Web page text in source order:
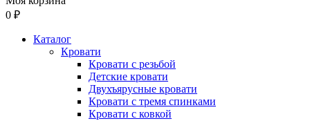
0 ₽
Каталог
Кровати
Кровати с резьбой
Детские кровати
Двухъярусные кровати
Кровати с тремя спинками
Кровати с ковкой